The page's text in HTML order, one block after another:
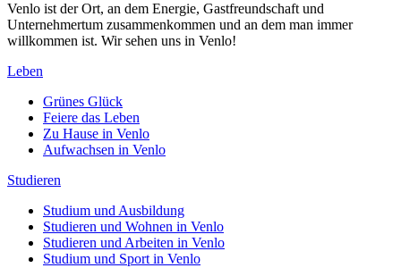
Venlo ist der Ort, an dem Energie, Gastfreundschaft und
Unternehmertum zusammenkommen und an dem man immer
willkommen ist. Wir sehen uns in Venlo!
Leben
Grünes Glück
Feiere das Leben
Zu Hause in Venlo
Aufwachsen in Venlo
Studieren
Studium und Ausbildung
Studieren und Wohnen in Venlo
Studieren und Arbeiten in Venlo
Studium und Sport in Venlo